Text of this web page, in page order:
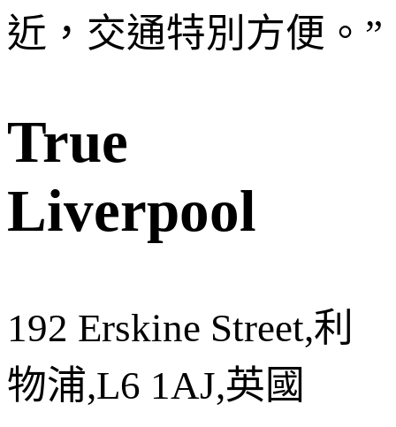
近，交通特別方便。 ”
True
Liverpool
192 Erskine Street,利
物浦,L6 1AJ,英國